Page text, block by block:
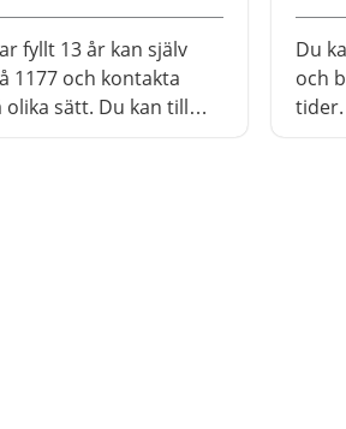
fyllt 13 år kan själv
1177 och kontakta
olika sätt. Du kan till
Du
och